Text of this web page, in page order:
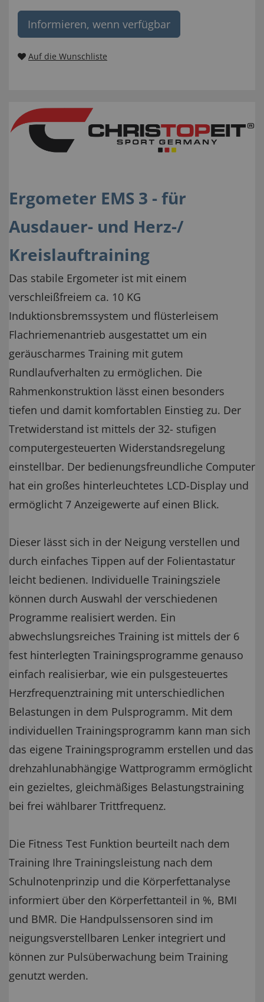
Informieren, wenn verfügbar
Auf die Wunschliste
Ergometer EMS 3 - für
Ausdauer- und Herz-/
Kreislauftraining
Das stabile Ergometer ist mit einem
verschleißfreiem ca. 10 KG
Induktionsbremssystem und flüsterleisem
Flachriemenantrieb ausgestattet um ein
geräuscharmes Training mit gutem
Rundlaufverhalten zu ermöglichen. Die
Rahmenkonstruktion lässt einen besonders
tiefen und damit komfortablen Einstieg zu. Der
Tretwiderstand ist mittels der 32- stufigen
computergesteuerten Widerstandsregelung
einstellbar. Der bedienungsfreundliche Computer
hat ein großes hinterleuchtetes LCD-Display und
ermöglicht 7 Anzeigewerte auf einen Blick.
Dieser lässt sich in der Neigung verstellen und
durch einfaches Tippen auf der Folientastatur
leicht bedienen. Individuelle Trainingsziele
können durch Auswahl der verschiedenen
Programme realisiert werden. Ein
abwechslungsreiches Training ist mittels der 6
fest hinterlegten Trainingsprogramme genauso
einfach realisierbar, wie ein pulsgesteuertes
Herzfrequenztraining mit unterschiedlichen
Belastungen in dem Pulsprogramm. Mit dem
individuellen Trainingsprogramm kann man sich
das eigene Trainingsprogramm erstellen und das
drehzahlunabhängige Wattprogramm ermöglicht
ein gezieltes, gleichmäßiges Belastungstraining
bei frei wählbarer Trittfrequenz.
Die Fitness Test Funktion beurteilt nach dem
Training Ihre Trainingsleistung nach dem
Schulnotenprinzip und die Körperfettanalyse
informiert über den Körperfettanteil in %, BMI
und BMR. Die Handpulssensoren sind im
neigungsverstellbaren Lenker integriert und
können zur Pulsüberwachung beim Training
genutzt werden.